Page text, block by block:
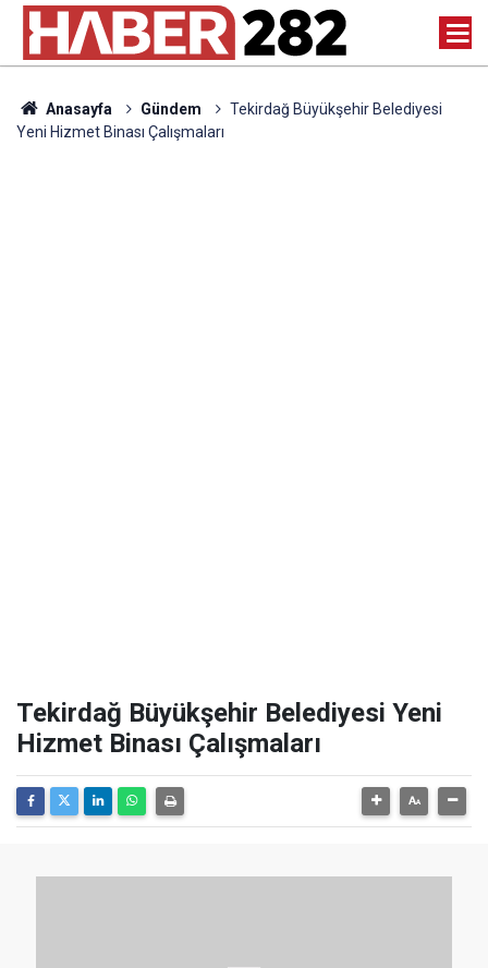
Anasayfa Gündem
Tekirdağ Büyükşehir Belediyesi
Yeni Hizmet Binası Çalışmaları
Tekirdağ Büyükşehir Belediyesi Yeni
Hizmet Binası Çalışmaları